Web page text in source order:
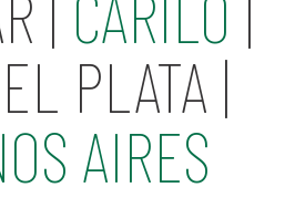
PLATA |
AIRES